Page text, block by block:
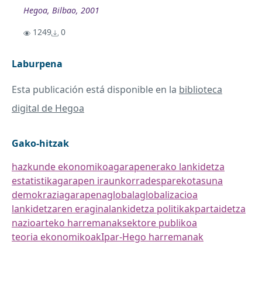
Hegoa, Bilbao, 2001
1249
0
Laburpena
Esta publicación está disponible en la biblioteca
digital de Hegoa
Gako-hitzak
hazkunde ekonomikoagarapenerako lankidetza
estatistikagarapen iraunkorradesparekotasuna
demokraziagarapenaglobalaglobalizacioa
lankidetzaren eraginalankidetza politikakpartaidetza
nazioarteko harremanaksektore publikoa
teoria ekonomikoakIpar-Hego harremanak